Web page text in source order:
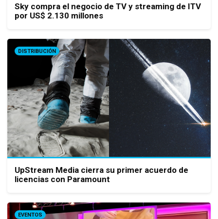
Sky compra el negocio de TV y streaming de ITV
por US$ 2.130 millones
DISTRIBUCIÓN
UpStream Media cierra su primer acuerdo de
licencias con Paramount
EVENTOS